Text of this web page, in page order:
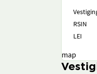
RSIN
LEI
map